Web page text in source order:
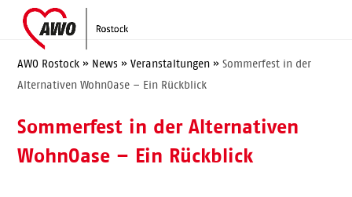
content
Open
mobile
menu
Close
mobile
menu
AWO Rostock » News »Veranstaltungen »Sommerfest in der
Alternativen WohnOase – Ein Rückblick
Sommerfest in der Alternativen
WohnOase – Ein Rückblick